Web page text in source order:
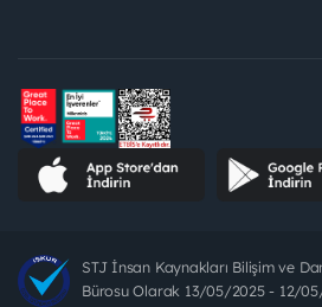
STJ İnsan Kaynakları Bilişim ve
Bürosu Olarak 13/05/2025 - 12/